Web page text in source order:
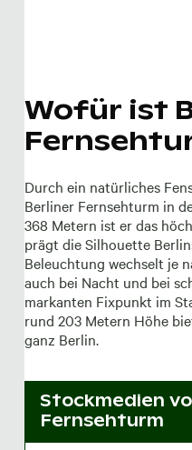
Wofür ist
Durch ein natürliches
Berliner Fernsehturm in
368 Metern ist er das
prägt die Silhouette
Beleuchtung wechselt je
auch bei Nacht und bei
markanten Fixpunkt im
rund 203 Metern Höhe
ganz Berlin.
Stockmedien
Fernsehturm